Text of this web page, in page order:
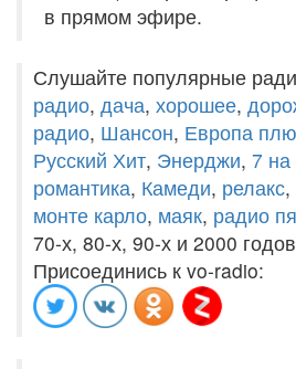
в прямом эфире.
Слушайте популярные
радио, дача, хорошее,
радио, Шансон, Европа
Русский Хит, Энерджи, 7
романтика, Камеди, релакс,
монте карло, маяк, радио
70-х, 80-х, 90-х и 2000
Присоединись к vo-radio: